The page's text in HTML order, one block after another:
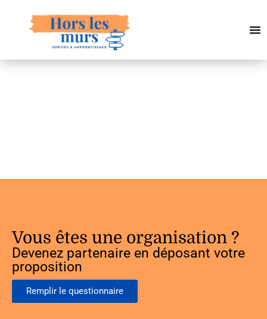
Vous êtes une organisation ?
Devenez partenaire en déposant votre
proposition
Remplir le questionnaire